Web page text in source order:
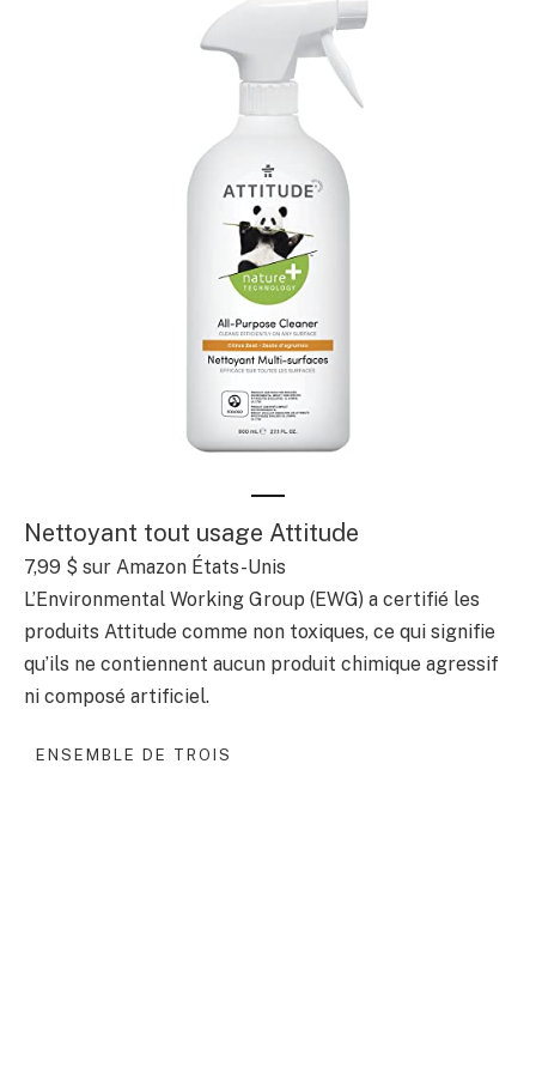
Nettoyant tout usage Attitude
7,99 $ sur Amazon États-Unis
L’Environmental Working Group (EWG) a certifié les
produits Attitude comme non toxiques, ce qui signifie
qu’ils ne contiennent aucun produit chimique agressif
ni composé artificiel.
ENSEMBLE DE TROIS